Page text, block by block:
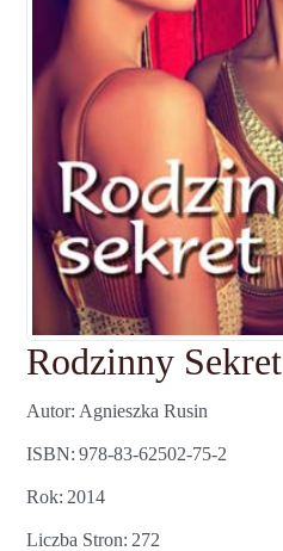
Rodzinny Sekret
Autor Agnieszka Rusin
ISBN 978-83-62502-75-2
Rok 2014
Liczba Stron 272